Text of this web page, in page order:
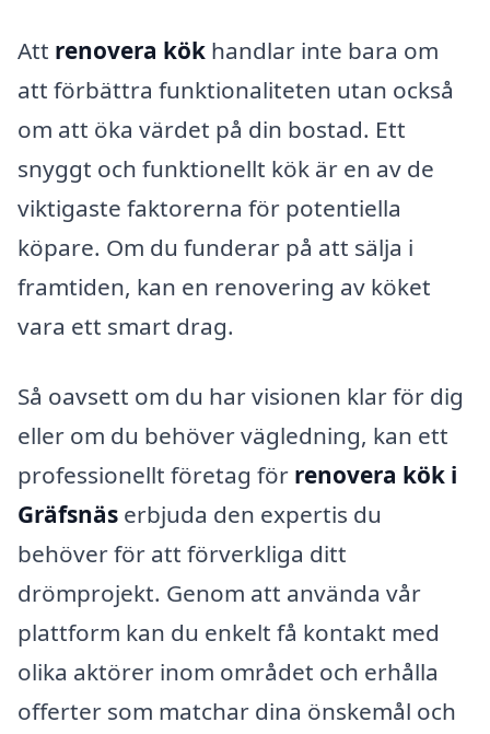
Att renovera kök handlar inte bara om
att förbättra funktionaliteten utan också
om att öka värdet på din bostad. Ett
snyggt och funktionellt kök är en av de
viktigaste faktorerna för potentiella
köpare. Om du funderar på att sälja i
framtiden, kan en renovering av köket
vara ett smart drag.
Så oavsett om du har visionen klar för dig
eller om du behöver vägledning, kan ett
professionellt företag för renovera kök i
Gräfsnäs erbjuda den expertis du
behöver för att förverkliga ditt
drömprojekt. Genom att använda vår
plattform kan du enkelt få kontakt med
olika aktörer inom området och erhålla
offerter som matchar dina önskemål och